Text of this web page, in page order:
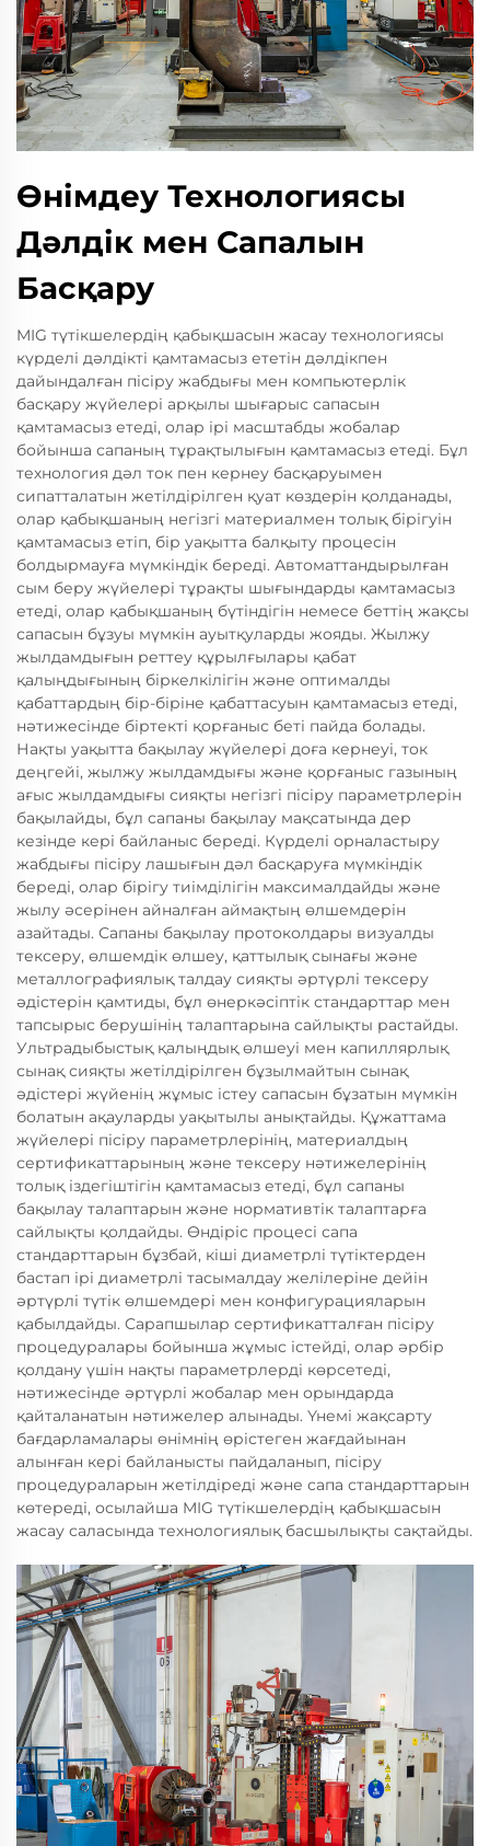
Өнімдеу Технологиясы
Дәлдік мен Сапалын
Басқару
MIG түтікшелердің қабықшасын жасау технологиясы
күрделі дәлдікті қамтамасыз ететін дәлдікпен
дайындалған пісіру жабдығы мен компьютерлік
басқару жүйелері арқылы шығарыс сапасын
қамтамасыз етеді, олар ірі масштабды жобалар
бойынша сапаның тұрақтылығын қамтамасыз етеді. Бұл
технология дәл ток пен кернеу басқаруымен
сипатталатын жетілдірілген қуат көздерін қолданады,
олар қабықшаның негізгі материалмен толық бірігуін
қамтамасыз етіп, бір уақытта балқыту процесін
болдырмауға мүмкіндік береді. Автоматтандырылған
сым беру жүйелері тұрақты шығындарды қамтамасыз
етеді, олар қабықшаның бүтіндігін немесе беттің жақсы
сапасын бұзуы мүмкін ауытқуларды жояды. Жылжу
жылдамдығын реттеу құрылғылары қабат
қалыңдығының біркелкілігін және оптималды
қабаттардың бір-біріне қабаттасуын қамтамасыз етеді,
нәтижесінде біртекті қорғаныс беті пайда болады.
Нақты уақытта бақылау жүйелері доға кернеуі, ток
деңгейі, жылжу жылдамдығы және қорғаныс газының
ағыс жылдамдығы сияқты негізгі пісіру параметрлерін
бақылайды, бұл сапаны бақылау мақсатында дер
кезінде кері байланыс береді. Күрделі орналастыру
жабдығы пісіру лашығын дәл басқаруға мүмкіндік
береді, олар бірігу тиімділігін максималдайды және
жылу әсерінен айналған аймақтың өлшемдерін
азайтады. Сапаны бақылау протоколдары визуалды
тексеру, өлшемдік өлшеу, қаттылық сынағы және
металлографиялық талдау сияқты әртүрлі тексеру
әдістерін қамтиды, бұл өнеркәсіптік стандарттар мен
тапсырыс берушінің талаптарына сайлықты растайды.
Ультрадыбыстық қалыңдық өлшеуі мен капиллярлық
сынақ сияқты жетілдірілген бұзылмайтын сынақ
әдістері жүйенің жұмыс істеу сапасын бұзатын мүмкін
болатын ақауларды уақытылы анықтайды. Құжаттама
жүйелері пісіру параметрлерінің, материалдың
сертификаттарының және тексеру нәтижелерінің
толық іздегіштігін қамтамасыз етеді, бұл сапаны
бақылау талаптарын және нормативтік талаптарға
сайлықты қолдайды. Өндіріс процесі сапа
стандарттарын бұзбай, кіші диаметрлі түтіктерден
бастап ірі диаметрлі тасымалдау желілеріне дейін
әртүрлі түтік өлшемдері мен конфигурацияларын
қабылдайды. Сарапшылар сертификатталған пісіру
процедуралары бойынша жұмыс істейді, олар әрбір
қолдану үшін нақты параметрлерді көрсетеді,
нәтижесінде әртүрлі жобалар мен орындарда
қайталанатын нәтижелер алынады. Үнемі жақсарту
бағдарламалары өнімнің өрістеген жағдайынан
алынған кері байланысты пайдаланып, пісіру
процедураларын жетілдіреді және сапа стандарттарын
көтереді, осылайша MIG түтікшелердің қабықшасын
жасау саласында технологиялық басшылықты сақтайды.